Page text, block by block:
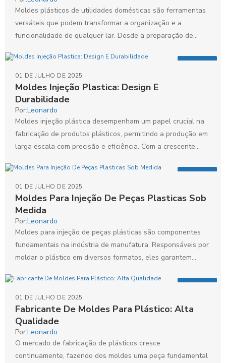
Moldes plásticos de utilidades domésticas são ferramentas
versáteis que podem transformar a organização e a
funcionalidade de qualquer lar. Desde a preparação de
Moldes Injeção Plastica: Design E
Durabilidade
01 DE JULHO DE 2025
Por:Leonardo
Moldes injeção plástica desempenham um papel crucial na
fabricação de produtos plásticos, permitindo a produção em
larga escala com precisão e eficiência. Com a crescente...
Moldes Para Injeção De Peças Plasticas Sob
Medida
01 DE JULHO DE 2025
Por:Leonardo
Moldes para injeção de peças plásticas são componentes
fundamentais na indústria de manufatura. Responsáveis por
moldar o plástico em diversos formatos, eles garantem
Fabricante De Moldes Para Plástico: Alta
Qualidade
01 DE JULHO DE 2025
Por:Leonardo
O mercado de fabricação de plásticos cresce
continuamente, fazendo dos moldes uma peça fundamental